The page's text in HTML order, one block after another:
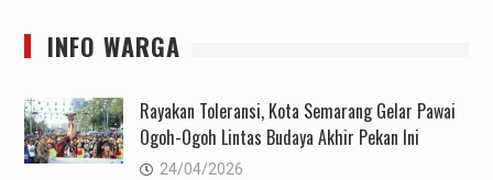
INFO WARGA
Rayakan Toleransi, Kota Semarang Gelar Pawai
Ogoh-Ogoh Lintas Budaya Akhir Pekan Ini
24/04/2026